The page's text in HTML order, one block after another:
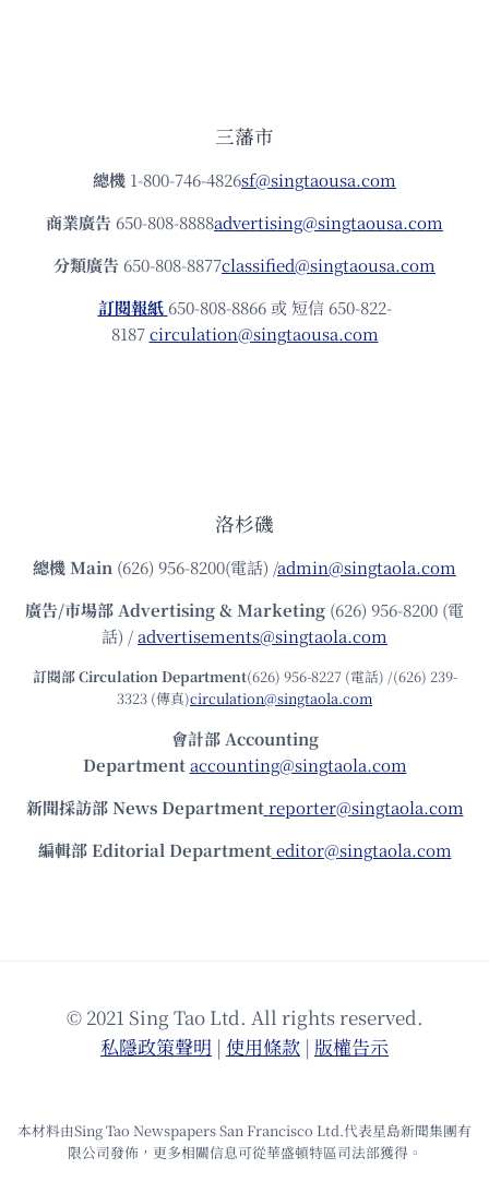
三藩市
總機 1-800-746-4826sf@singtaousa.com
商業廣告 650-808-8888advertising@singtaousa.com
分類廣告 650-808-8877classified@singtaousa.com
訂閱報紙 650-808-8866 或 短信 650-822-
8187circulation@singtaousa.com
洛杉磯
總機Main (626) 956-8200(電話) /admin@singtaola.com
廣告/市場部Advertising & Marketing (626) 956-8200 (電
話) /advertisements@singtaola.com
訂閱部 Circulation Department(626) 956-8227 (電話) /(626) 239-
3323 (傳真)circulation@singtaola.com
會計部 Accounting
Department accounting@singtaola.com
新聞採訪部 News Department reporter@singtaola.com
編輯部 Editorial Department editor@singtaola.com
© 2021 Sing Tao Ltd. All rights reserved.
私隱政策聲明 | 使⽤條款 | 版權告⽰
本材料由Sing Tao Newspapers San Francisco Ltd.代表星島新聞集團有
限公司發佈，更多相關信息可從華盛頓特區司法部獲得。